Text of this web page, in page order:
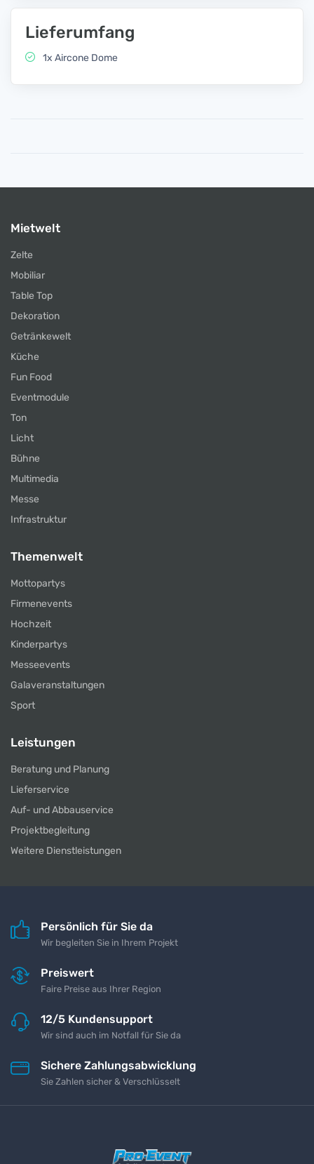
Lieferumfang
1x Aircone Dome
Mietwelt
Zelte
Mobiliar
Table Top
Dekoration
Getränkewelt
Küche
Fun Food
Eventmodule
Ton
Licht
Bühne
Multimedia
Messe
Infrastruktur
Themenwelt
Mottopartys
Firmenevents
Hochzeit
Kinderpartys
Messeevents
Galaveranstaltungen
Sport
Leistungen
Beratung und Planung
Lieferservice
Auf- und Abbauservice
Projektbegleitung
Weitere Dienstleistungen
Persönlich für Sie da
Wir begleiten Sie in Ihrem Projekt
Preiswert
Faire Preise aus Ihrer Region
12/5 Kundensupport
Wir sind auch im Notfall für Sie da
Sichere Zahlungsabwicklung
Sie Zahlen sicher & Verschlüsselt